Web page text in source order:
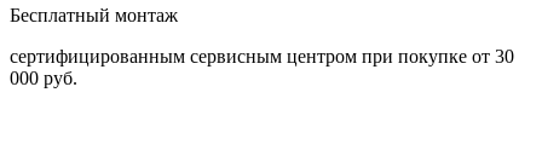
Бесплатный монтаж
сертифицированным сервисным центром при покупке от 30
000 руб.